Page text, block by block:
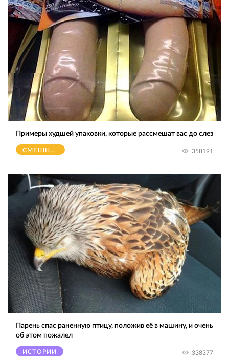
Примеры худшей упаковки, которые рассмешат вас до слез
СМЕШНОЕ 358191
Парень спас раненную птицу, положив её в машину, и очень
об этом пожалел
ИСТОРИИ 338377